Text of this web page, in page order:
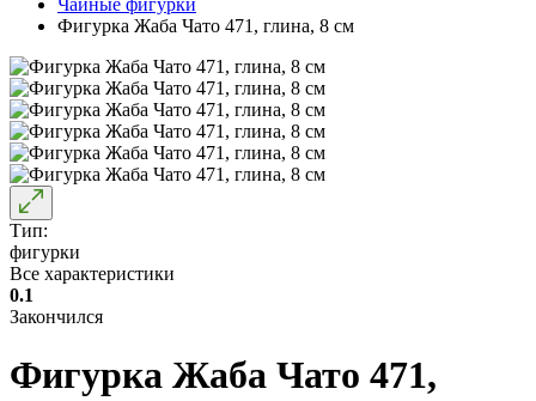
Чайные фигурки
Фигурка Жаба Чато 471, глина, 8 см
Тип:
фигурки
Все характеристики
0.1
Закончился
Фигурка Жаба Чато 471,